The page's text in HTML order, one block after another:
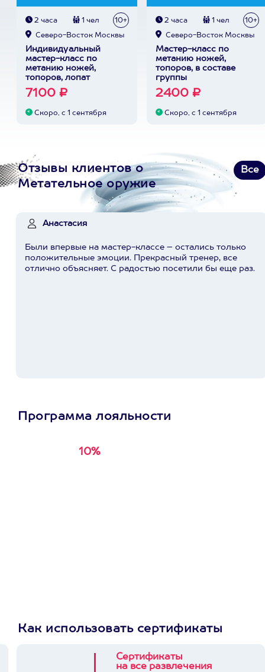
2 часа 1 чел 10+
Северо-Восток Москвы
Индивидуальный
мастер-класс по
метанию ножей,
топоров, лопат
7100 ₽
Скоро, с 1 сентября
2 часа 1 чел 10+
Северо-Восток Москвы
Мастер-класс по
метанию ножей,
топоров, в составе
группы
2400 ₽
Скоро, с 1 сентября
Отзывы клиентов о
Метательное оружие
Все
Анастасия
Были впервые на мастер-классе – остались только
положительные эмоции. Прекрасный тренер, все
отлично объясняет. С радостью посетили бы еще раз.
Программа лояльности
10%
Как использовать сертификаты
Сертификаты
на все развлечения